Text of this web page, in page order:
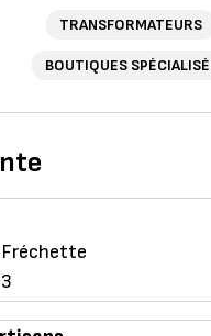
TRANSFORMATEURS
BOUTIQUES